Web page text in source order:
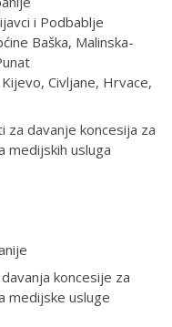
i Podbablje
Baška, Malinska-
Civljane, Hrvace,
davanje koncesija za
medijskih usluga
koncesije za
medijske usluge